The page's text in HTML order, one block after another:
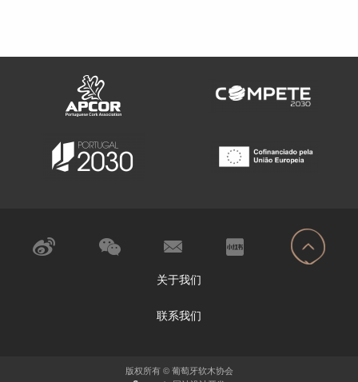
关于我们
联系我们
版权所有 © 葡萄牙软木协会